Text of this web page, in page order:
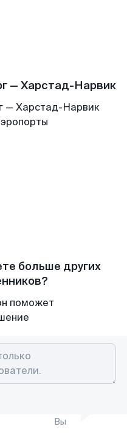
— Харстад-Нарвик
— Харстад-Нарвик
больше других
поможет
Вы